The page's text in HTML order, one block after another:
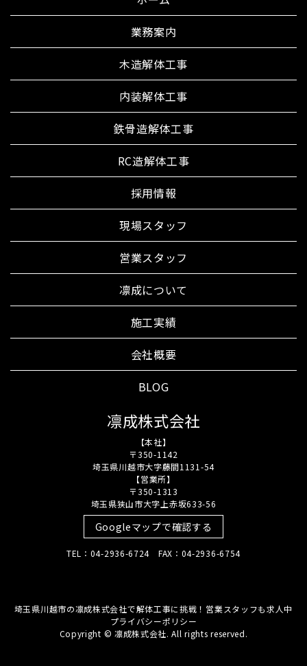
業務案内
木造解体工事
内装解体工事
鉄骨造解体工事
RC造解体工事
採用情報
現場スタッフ
営業スタッフ
凛成について
施工実績
会社概要
BLOG
凛成株式会社
【本社】
〒350-1142
埼玉県川越市大字藤間1131-54
【営業所】
〒350-1313
埼玉県狭山市大字上赤坂633-56
Googleマップで確認する
TEL：04-2936-6724 FAX：04-2936-6754
埼玉県川越市の凛成株式会社で解体工事に挑戦！営業スタッフも求人中
プライバシーポリシー
Copyright © 凛成株式会社. All rights reserved.